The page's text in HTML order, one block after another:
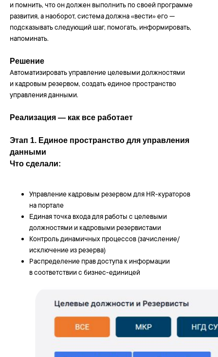
и помнить, что он должен выполнить по своей программе
развития, а наоборот, система должна «вести» его —
подсказывать следующий шаг, помогать, информировать,
напоминать.
Решение
Автоматизировать управление целевыми должностями
и кадровым резервом, создать единое пространство
управления данными.
Реализация — как все работает
Этап 1. Единое пространство для управления
данными
Что сделали:
Управление кадровым резервом для HR-кураторов
на портале
Единая точка входа для работы с целевыми
должностями и кадровыми резервистами
Контроль динамичных процессов (зачисление/
исключение из резерва)
Распределение прав доступа к информации
в соответствии с бизнес-единицей